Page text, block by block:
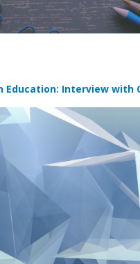
Education: Interview with